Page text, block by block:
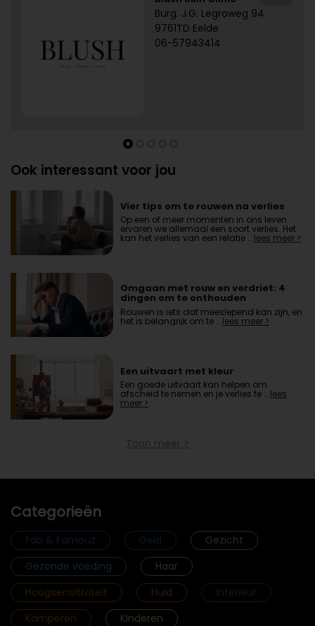
Burg. J.G. Legroweg 94
9761TD Eelde
06-57943414
Ook interessant voor jou
Vier tips om te rouwen na verlies
Op een of meer momenten in ons leven
ervaren we allemaal een soort verlies. Het
kan het verlies van een relatie … lees meer >
Omgaan met rouw en verdriet: 4
dingen om te onthouden
Rouwen is iets dat meeslepend kan zijn, en
het is belangrijk om te … lees meer >
Een uitvaart met kleur
Een goede uitvaart kan helpen om
afscheid te nemen en je verlies te … lees
meer >
Toon meer >
Categorieën
Fab & Famouz Geld
Gezicht
Gezonde voeding
Haar
Hoogsensitiviteit
Huid
Interieur
Kamperen
Kinderen